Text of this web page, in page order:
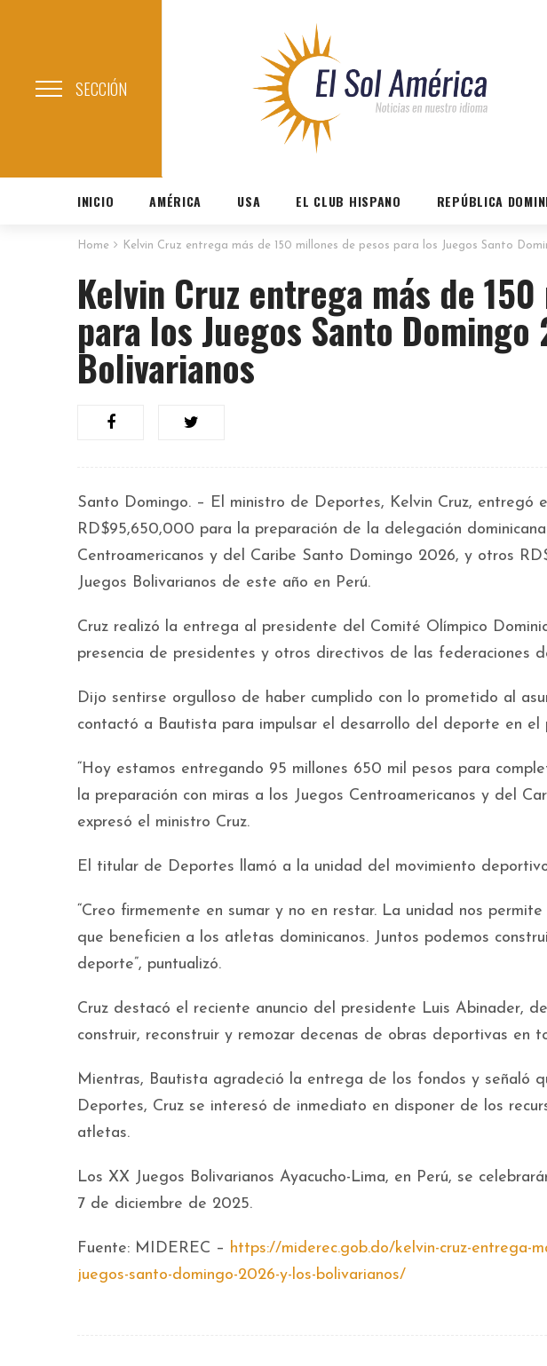
SECCIÓN
INICIO AMÉRICA USA EL CLUB HISPANO REPÚBLICA
Home Kelvin Cruz entrega más de 150 millones de pesos para los Juegos Santo
Kelvin Cruz entrega más de
para los Juegos Santo
Bolivarianos
Santo Domingo. – El ministro de Deportes, Kelvin Cruz, entregó
RD$95,650,000 para la preparación de la delegación
Centroamericanos y del Caribe Santo Domingo 2026, y otros
Juegos Bolivarianos de este año en Perú.
Cruz realizó la entrega al presidente del Comité Olímpico
presencia de presidentes y otros directivos de las federaciones
Dijo sentirse orgulloso de haber cumplido con lo prometido al
contactó a Bautista para impulsar el desarrollo del deporte en el
“Hoy estamos entregando 95 millones 650 mil pesos para
la preparación con miras a los Juegos Centroamericanos y del
expresó el ministro Cruz.
El titular de Deportes llamó a la unidad del movimiento
“Creo firmemente en sumar y no en restar. La unidad nos
que beneficien a los atletas dominicanos. Juntos podemos
deporte”, puntualizó.
Cruz destacó el reciente anuncio del presidente Luis Abinader,
construir, reconstruir y remozar decenas de obras deportivas en
Mientras, Bautista agradeció la entrega de los fondos y señaló
Deportes, Cruz se interesó de inmediato en disponer de los
atletas.
Los XX Juegos Bolivarianos Ayacucho-Lima, en Perú, se
7 de diciembre de 2025.
Fuente: MIDEREC – https://miderec.gob.do/kelvin-cruz-entrega-
juegos-santo-domingo-2026-y-los-bolivarianos/